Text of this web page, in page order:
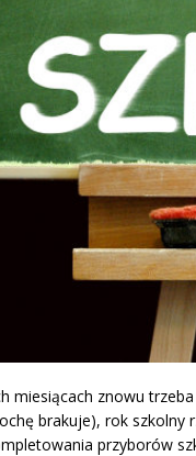
miesiącach znowu
brakuje), rok szkolny
przyborów